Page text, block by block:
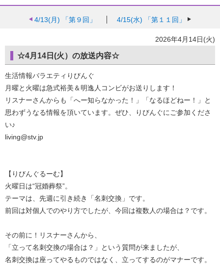
4/13(月) 「第９回」 4/15(水) 「第１１回」
2026年4月14日(火)
☆4月14日(火）の放送内容☆
生活情報バラエティりびんぐ
月曜と火曜は急式裕美＆明逸人コンビがお送りします！
リスナーさんからも「へー知らなかった！」「なるほどねー！」と
思わずうなる情報を頂いています。ぜひ、りびんぐにご参加くださ
い♪
living@stv.jp
【りびんぐるーむ】
火曜日は“冠婚葬祭”。
テーマは、先週に引き続き「名刺交換」です。
前回は対個人でのやり方でしたが、今回は複数人の場合は？です。
その前に！リスナーさんから、
「立って名刺交換の場合は？」という質問が来ましたが、
名刺交換は座ってやるものではなく、立ってするのがマナーです。